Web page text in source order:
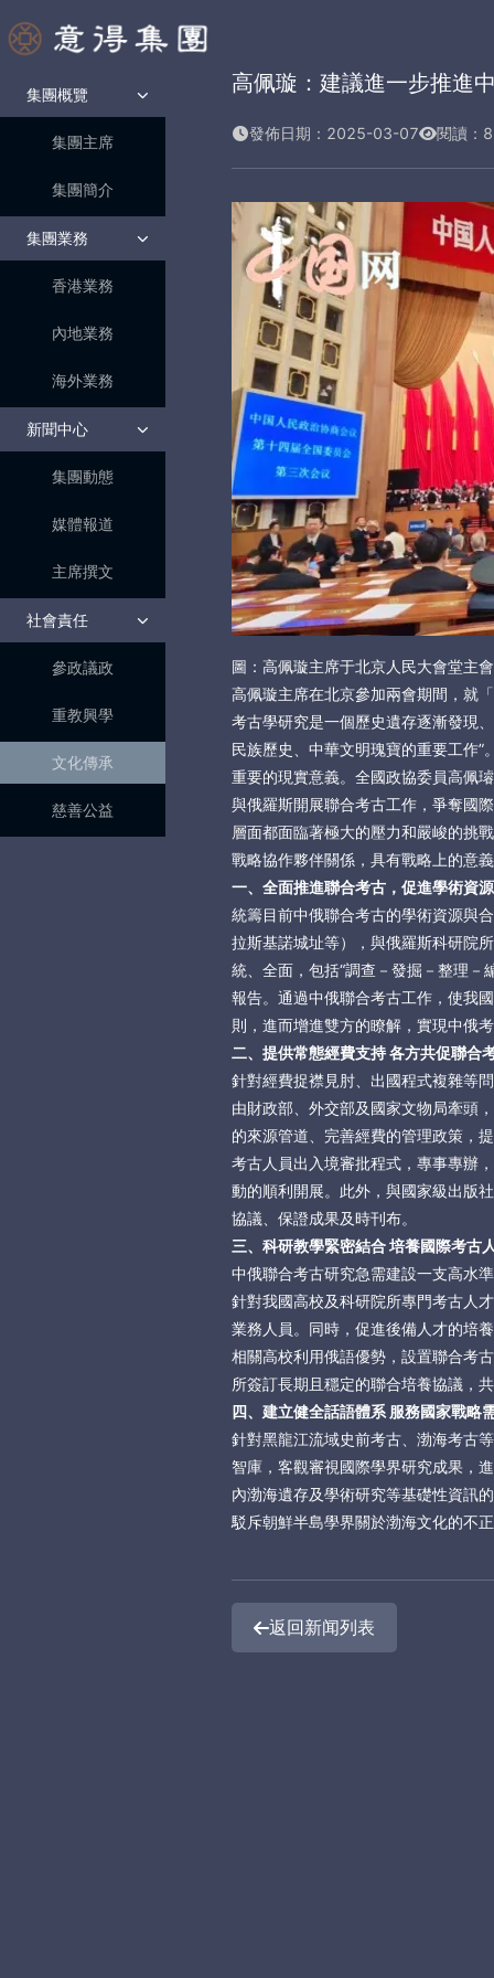
集團概覽
集團主席
集團簡介
集團業務
香港業務
內地業務
海外業務
新聞中心
集團動態
媒體報道
主席撰文
社會責任
參政議政
重教興學
文化傳承
慈善公益
高佩璇：建議進一步推進
發佈日期：2025-03-07 閱讀：
圖：高佩璇主席于北京人民大會堂主
高佩璇主席在北京參加兩會期間，就
考古學研究是一個歷史遺存逐漸發現
民族歷史、中華文明瑰寶的重要工作
重要的現實意義。全國政協委員高佩
與俄羅斯開展聯合考古工作，爭奪國
層面都面臨著極大的壓力和嚴峻的挑
戰略協作夥伴關係，具有戰略上的意
一、全面推進聯合考古，促進學術資
統籌目前中俄聯合考古的學術資源與
拉斯基諾城址等），與俄羅斯科研院
統、全面，包括“調查－發掘－整理
報告。通過中俄聯合考古工作，使我
則，進而增進雙方的瞭解，實現中俄
二、提供常態經費支持 各方共促聯合
針對經費捉襟見肘、出國程式複雜等
由財政部、外交部及國家文物局牽頭
的來源管道、完善經費的管理政策，
考古人員出入境審批程式，專事專辦
動的順利開展。此外，與國家級出版
協議、保證成果及時刊布。
三、科研教學緊密結合 培養國際考古
中俄聯合考古研究急需建設一支高水
針對我國高校及科研院所專門考古人
業務人員。同時，促進後備人才的培
相關高校利用俄語優勢，設置聯合考
所簽訂長期且穩定的聯合培養協議，
四、建立健全話語體系 服務國家戰略
針對黑龍江流域史前考古、渤海考古
智庫，客觀審視國際學界研究成果，
內渤海遺存及學術研究等基礎性資訊
駁斥朝鮮半島學界關於渤海文化的不
返回新闻列表